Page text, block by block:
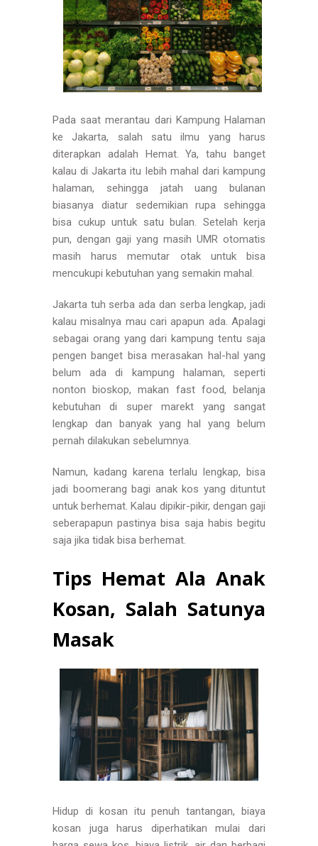
Pada saat merantau dari Kampung Halaman
ke Jakarta, salah satu ilmu yang harus
diterapkan adalah Hemat. Ya, tahu banget
kalau di Jakarta itu lebih mahal dari kampung
halaman, sehingga jatah uang bulanan
biasanya diatur sedemikian rupa sehingga
bisa cukup untuk satu bulan. Setelah kerja
pun, dengan gaji yang masih UMR otomatis
masih harus memutar otak untuk bisa
mencukupi kebutuhan yang semakin mahal.
Jakarta tuh serba ada dan serba lengkap, jadi
kalau misalnya mau cari apapun ada. Apalagi
sebagai orang yang dari kampung tentu saja
pengen banget bisa merasakan hal-hal yang
belum ada di kampung halaman, seperti
nonton bioskop, makan fast food, belanja
kebutuhan di super marekt yang sangat
lengkap dan banyak yang hal yang belum
pernah dilakukan sebelumnya.
Namun, kadang karena terlalu lengkap, bisa
jadi boomerang bagi anak kos yang dituntut
untuk berhemat. Kalau dipikir-pikir, dengan gaji
seberapapun pastinya bisa saja habis begitu
saja jika tidak bisa berhemat.
Tips Hemat Ala Anak
Kosan, Salah Satunya
Masak
Hidup di kosan itu penuh tantangan, biaya
kosan juga harus diperhatikan mulai dari